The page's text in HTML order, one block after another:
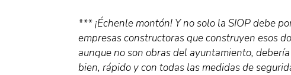
*** ¡Échenle montón! Y no solo la SIOP debe
empresas constructoras que construyen esos
aunque no son obras del ayuntamiento,
bien, rápido y con todas las medidas de